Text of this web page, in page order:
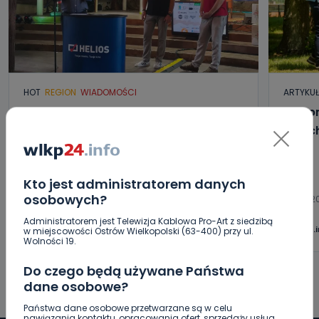
Kto jest administratorem danych
osobowych?
Administratorem jest Telewizja Kablowa Pro-Art z siedzibą
w miejscowości Ostrów Wielkopolski (63-400) przy ul.
Wolności 19.
Do czego będą używane Państwa
dane osobowe?
Państwa dane osobowe przetwarzane są w celu
HOT REGION WIADOMOŚCI
„Niezwykli ludzie, niezwykłe podróże,
Antonińska – dzień pierwszy [FOTO]
06.08.2026 20:13
Aleksandra Barczak 0
Jak